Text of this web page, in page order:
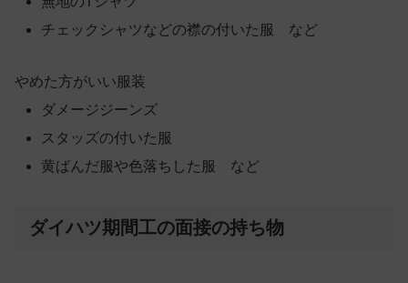
チェックシャツなどの襟の付いた服 など
やめた方がいい服装
ダメージジーンズ
スタッズの付いた服
黄ばんだ服や色落ちした服 など
ダイハツ期間工の面接の持ち物